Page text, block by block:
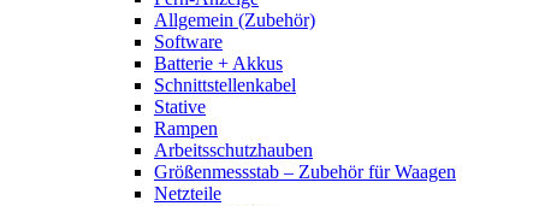
Allgemein (Zubehör)
Software
Batterie + Akkus
Schnittstellenkabel
Stative
Rampen
Arbeitsschutzhauben
Größenmessstab – Zubehör für Waagen
Netzteile